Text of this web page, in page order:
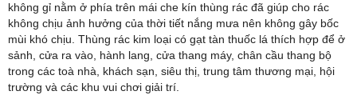
không gỉ nằm ở phía trên mái che kín thùng rác đã giúp cho rác
không chịu ảnh hưởng của thời tiết nắng mưa nên không gây bốc
mùi khó chịu. Thùng rác kim loại có gạt tàn thuốc lá thích hợp để ở
sảnh, cửa ra vào, hành lang, cửa thang máy, chân cầu thang bộ
trong các toà nhà, khách sạn, siêu thị, trung tâm thương mại, hội
trường và các khu vui chơi giải trí.